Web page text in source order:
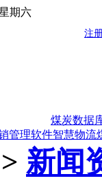
期六
煤炭数据
管理软件智慧物流
新闻